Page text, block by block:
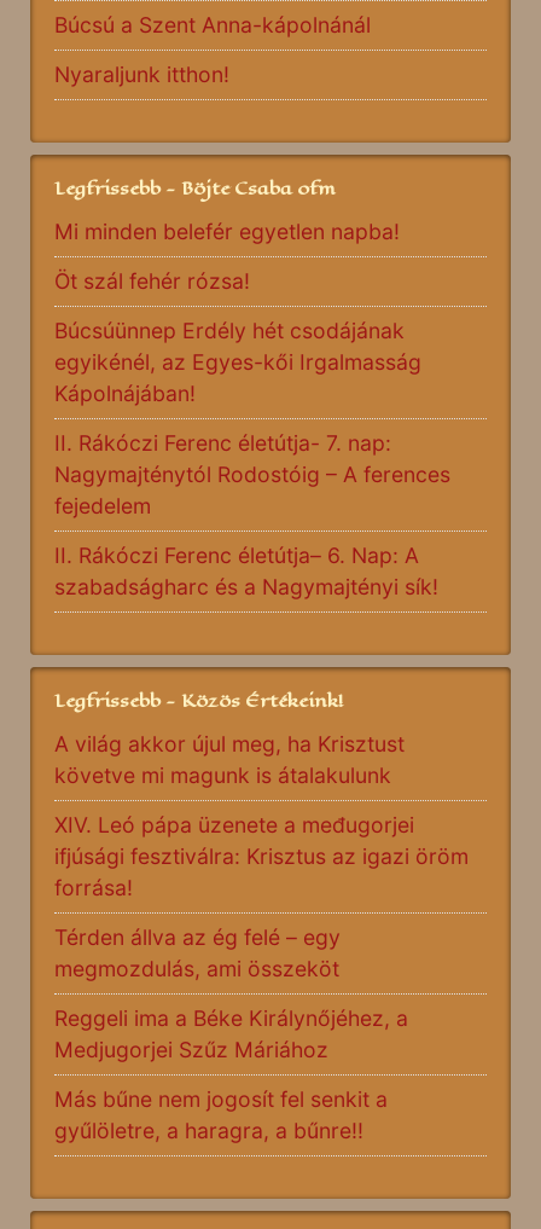
Búcsú a Szent Anna-kápolnánál
Nyaraljunk itthon!
Legfrissebb - Böjte Csaba ofm
Mi minden belefér egyetlen napba!
Öt szál fehér rózsa!
Búcsúünnep Erdély hét csodájának
egyikénél, az Egyes-kői Irgalmasság
Kápolnájában!
II. Rákóczi Ferenc életútja- 7. nap:
Nagymajténytól Rodostóig – A ferences
fejedelem
II. Rákóczi Ferenc életútja– 6. Nap: A
szabadságharc és a Nagymajtényi sík!
Legfrissebb - Közös Értékeink!
A világ akkor újul meg, ha Krisztust
követve mi magunk is átalakulunk
XIV. Leó pápa üzenete a međugorjei
ifjúsági fesztiválra: Krisztus az igazi öröm
forrása!
Térden állva az ég felé – egy
megmozdulás, ami összeköt
Reggeli ima a Béke Királynőjéhez, a
Medjugorjei Szűz Máriához
Más bűne nem jogosít fel senkit a
gyűlöletre, a haragra, a bűnre!!